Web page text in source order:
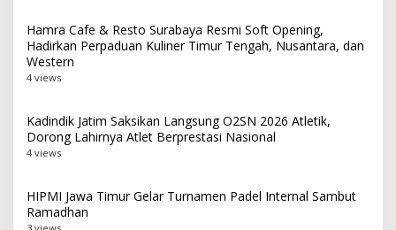
Hamra Cafe & Resto Surabaya Resmi Soft Opening,
Hadirkan Perpaduan Kuliner Timur Tengah, Nusantara, dan
Western
4 views
Kadindik Jatim Saksikan Langsung O2SN 2026 Atletik,
Dorong Lahirnya Atlet Berprestasi Nasional
4 views
HIPMI Jawa Timur Gelar Turnamen Padel Internal Sambut
Ramadhan